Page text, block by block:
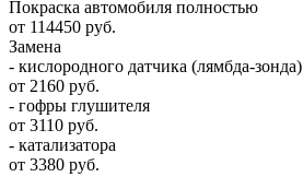
Покраска автомобиля полностью
от 114450 руб.
Замена
- кислородного датчика (лямбда-зонда)
от 2160 руб.
- гофры глушителя
от 3110 руб.
- катализатора
от 3380 руб.